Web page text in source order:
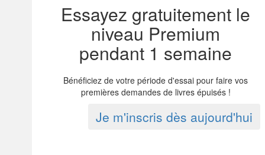
Essayez gratuitement le
niveau Premium
pendant 1 semaine
Bénéficiez de votre période d'essai pour faire vos
premières demandes de livres épuisés !
Je m'inscris dès aujourd'hui